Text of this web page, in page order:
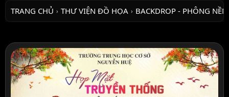
TRANG CHỦ › THƯ VIỆN ĐỒ HỌA › BACKDROP - PHÔNG NỀN